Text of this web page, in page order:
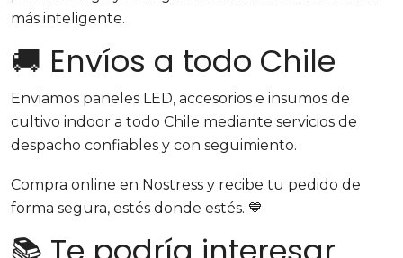
más inteligente.
🚚 Envíos a todo Chile
Enviamos paneles LED, accesorios e insumos de
cultivo indoor a todo Chile mediante servicios de
despacho confiables y con seguimiento.
Compra online en Nostress y recibe tu pedido de
forma segura, estés donde estés. 💙